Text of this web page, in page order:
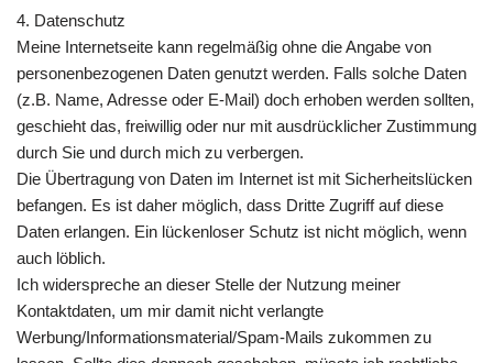
4. Datenschutz
Meine Internetseite kann regelmäßig ohne die Angabe von
personenbezogenen Daten genutzt werden. Falls solche Daten
(z.B. Name, Adresse oder E-Mail) doch erhoben werden sollten,
geschieht das, freiwillig oder nur mit ausdrücklicher Zustimmung
durch Sie und durch mich zu verbergen.
Die Übertragung von Daten im Internet ist mit Sicherheitslücken
befangen. Es ist daher möglich, dass Dritte Zugriff auf diese
Daten erlangen. Ein lückenloser Schutz ist nicht möglich, wenn
auch löblich.
Ich widerspreche an dieser Stelle der Nutzung meiner
Kontaktdaten, um mir damit nicht verlangte
Werbung/Informationsmaterial/Spam-Mails zukommen zu